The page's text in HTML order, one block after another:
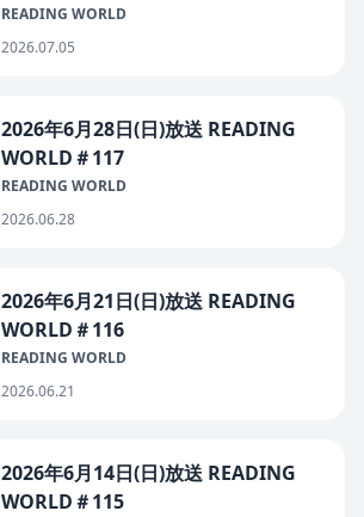
READING WORLD
2026.07.05
2026年6月28日(日)放送 READING
WORLD＃117
READING WORLD
2026.06.28
2026年6月21日(日)放送 READING
WORLD＃116
READING WORLD
2026.06.21
2026年6月14日(日)放送 READING
WORLD＃115